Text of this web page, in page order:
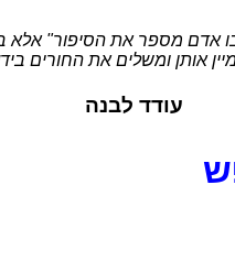
אדם מספר את הסיפור" אלא
אותן ומשלים את החורים
עודד לבנה